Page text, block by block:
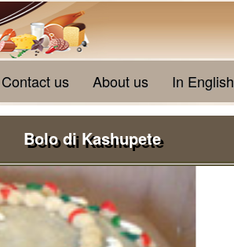
Contact us About us In English
Bolo di Kashupete